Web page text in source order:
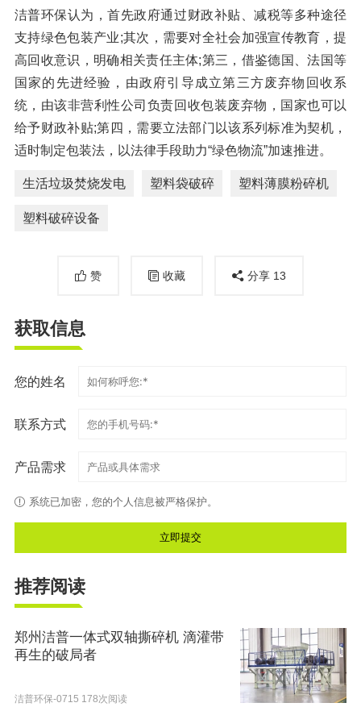
洁普环保认为，首先政府通过财政补贴、减税等多种途径
支持绿色包装产业;其次，需要对全社会加强宣传教育，提
高回收意识，明确相关责任主体;第三，借鉴德国、法国等
国家的先进经验，由政府引导成立第三方废弃物回收系
统，由该非营利性公司负责回收包装废弃物，国家也可以
给予财政补贴;第四，需要立法部门以该系列标准为契机，
适时制定包装法，以法律手段助力“绿色物流”加速推进。
生活垃圾焚烧发电 塑料袋破碎 塑料薄膜粉碎机
塑料破碎设备
赞 收藏 分享 13
获取信息
您的姓名
联系方式
产品需求
系统已加密，您的个人信息被严格保护。
推荐阅读
郑州洁普一体式双轴撕碎机 滴灌带
再生的破局者
洁普环保-0715 178次阅读